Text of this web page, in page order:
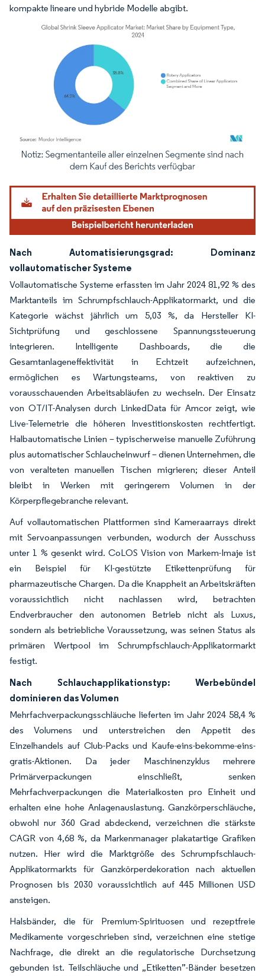
kompakte lineare und hybride Modelle abgibt.
Bild © Mordor Intelligence. Wiederverwendung erfordert Namensnennung
Nach Automatisierungsgrad: Dominanz
vollautomatischer Systeme
Vollautomatische Systeme erfassten im Jahr 2024 81,92 % des
Marktanteils im Schrumpfschlauch-Applikatormarkt, und die
Kategorie wächst jährlich um 5,03 %, da Hersteller KI-
Sichtprüfung und geschlossene Spannungssteuerung
integrieren. Intelligente Dashboards, die die
Gesamtanlageneffektivität in Echtzeit aufzeichnen,
ermöglichen es Wartungsteams, von reaktiven zu
vorausschauenden Arbeitsabläufen zu wechseln. Der Einsatz
von OT/IT-Analysen durch LinkedData für Amcor zeigt, wie
Live-Telemetrie die höheren Investitionskosten rechtfertigt.
Halbautomatische Linien – typischerweise manuelle Zuführung
plus automatischer Schlaucheinwurf – dienen Unternehmen, die
von veralteten manuellen Tischen migrieren; dieser Anteil
bleibt in Werken mit geringerem Volumen in der
Körperpflegebranche relevant.
Auf vollautomatischen Plattformen sind Kameraarrays direkt
mit Servoanpassungen verbunden, wodurch der Ausschuss
unter 1 % gesenkt wird. CoLOS Vision von Markem-Imaje ist
ein Beispiel für KI-gestützte Etikettenprüfung für
pharmazeutische Chargen. Da die Knappheit an Arbeitskräften
voraussichtlich nicht nachlassen wird, betrachten
Endverbraucher den autonomen Betrieb nicht als Luxus,
sondern als betriebliche Voraussetzung, was seinen Status als
primären Wertpool im Schrumpfschlauch-Applikatormarkt
festigt.
Nach Schlauchapplikationstyp: Werbebündel
dominieren das Volumen
Mehrfachverpackungsschläuche lieferten im Jahr 2024 58,4 %
des Volumens und unterstreichen den Appetit des
Einzelhandels auf Club-Packs und Kaufe-eins-bekomme-eins-
gratis-Aktionen. Da jeder Maschinenzyklus mehrere
Primärverpackungen einschließt, senken
Mehrfachverpackungen die Materialkosten pro Einheit und
erhalten eine hohe Anlagenauslastung. Ganzkörperschläuche,
obwohl nur 360 Grad abdeckend, verzeichnen die stärkste
CAGR von 4,68 %, da Markenmanager plakatartige Grafiken
nutzen. Hier wird die Marktgröße des Schrumpfschlauch-
Applikatormarkts für Ganzkörperdekoration nach aktuellen
Prognosen bis 2030 voraussichtlich auf 445 Millionen USD
ansteigen.
Halsbänder, die für Premium-Spirituosen und rezeptfreie
Medikamente vorgeschrieben sind, verzeichnen eine stetige
Nachfrage, die direkt an die regulatorische Durchsetzung
gebunden ist. Teilschläuche und „Etiketten”-Bänder besetzen